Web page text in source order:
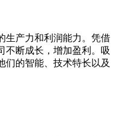
生产力和利润能力。凭借
不断成长，增加盈利。吸
们的智能、技术特长以及